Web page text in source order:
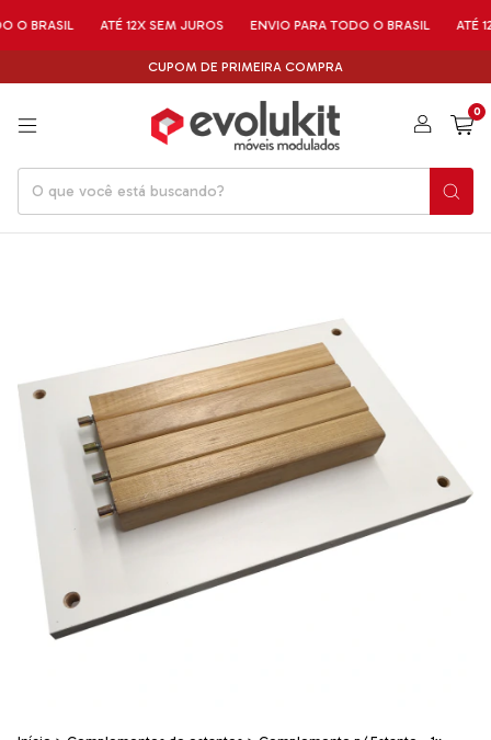
ATÉ 12X SEM JUROS ENVIO PARA TODO O BRASIL ATÉ 12X
CUPOM DE PRIMEIRA COMPRA
0